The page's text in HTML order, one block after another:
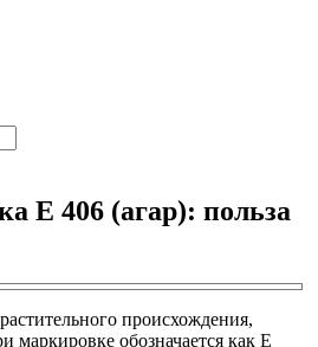
Е 406 (агар): польза
происхождения,
маркировке обозначается как E